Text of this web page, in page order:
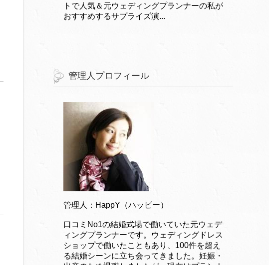
トで人気＆元ウェディングプランナーの私が
おすすめするサプライズ演...
管理人プロフィール
管理人：HappY（ハッピー）
口コミNo1の結婚式場で働いていた元ウェデ
ィングプランナーです。ウェディングドレス
ショップで働いたこともあり、100件を超え
る結婚シーンに立ち会ってきました。妊娠・